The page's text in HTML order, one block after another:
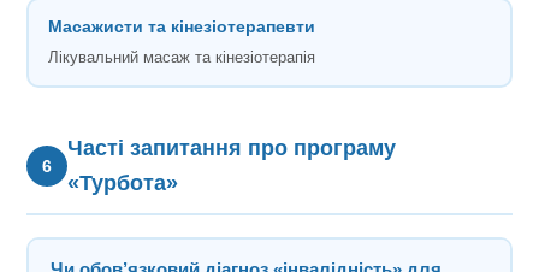
Масажисти та кінезіотерапевти
Лікувальний масаж та кінезіотерапія
6
Часті запитання про програму
«Турбота»